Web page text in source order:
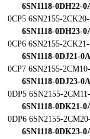
6SN1118-0DH22-
0CP5 6SN2155-
6SN1118-0DH23-
0CP6 6SN2155-
6SN1118-0DJ21-
0CP7 6SN2155-
6SN1118-0DJ23-
0DP5 6SN2155-
6SN1118-0DK21-
0DP6 6SN2155-
6SN1118-0DK23-